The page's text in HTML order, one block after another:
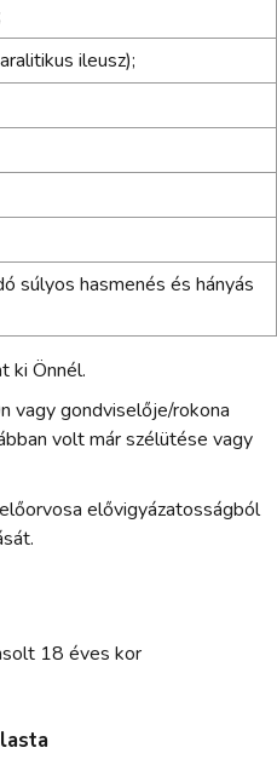
ileusz);
súlyos hasmenés és hányás
ki Önnél.
vagy gondviselője/rokona
volt már szélütése vagy
elővigyázatosságból
18 éves kor